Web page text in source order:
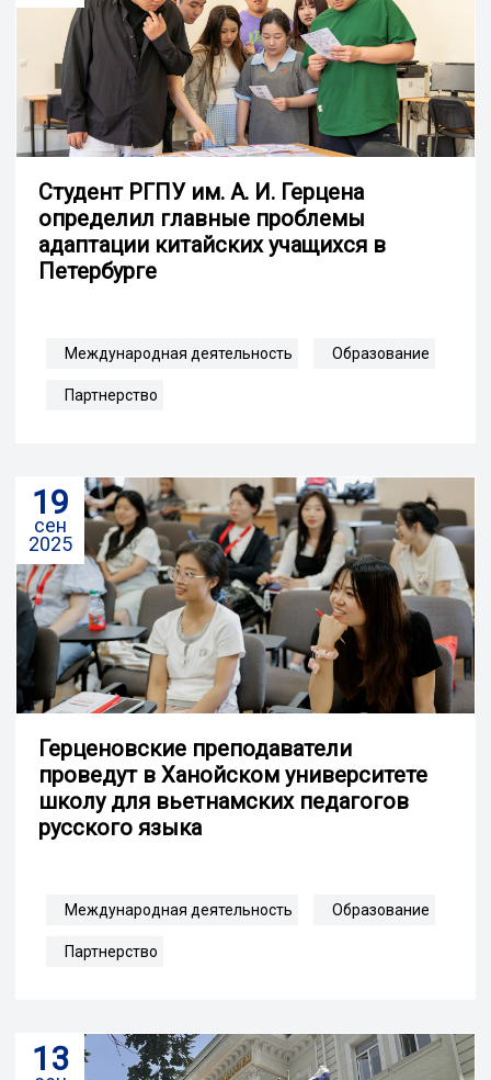
Студент РГПУ им. А. И. Герцена
определил главные проблемы
адаптации китайских учащихся в
Петербурге
Международная деятельность Образование
Партнерство
19
сен
2025
Герценовские преподаватели
проведут в Ханойском университете
школу для вьетнамских педагогов
русского языка
Международная деятельность Образование
Партнерство
13